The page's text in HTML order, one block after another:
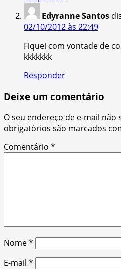
Edyranne Santos
02/10/2012 às 22:49
Fiquei com vontade de
kkkkkkk
Responder
Deixe um comentário
O seu endereço de e-mail não
obrigatórios são marcados
Comentário *
Nome*
E-mail *